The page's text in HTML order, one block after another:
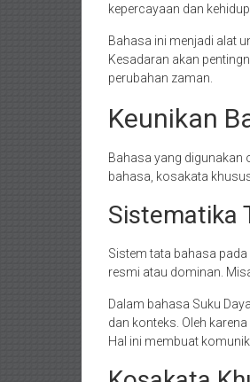
kepercayaan dan
Bahasa ini menjadi alat
Kesadaran akan
perubahan zaman.
Keunikan
Bahasa yang digunakan
bahasa, kosakata
Sistematika
Sistem tata bahasa
resmi atau dominan.
Dalam bahasa Suku
dan konteks. Oleh
Hal ini membuat